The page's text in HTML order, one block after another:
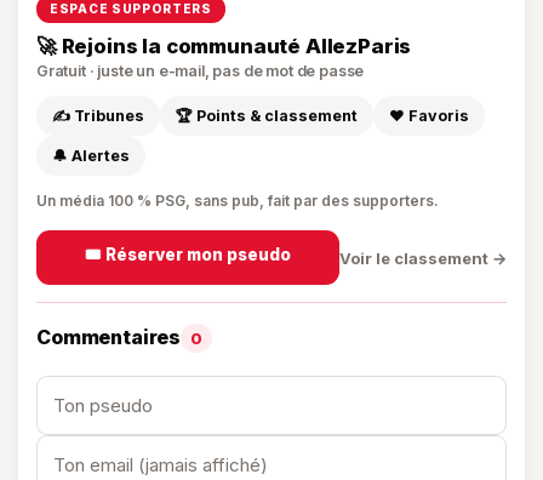
ESPACE SUPPORTERS
🚀 Rejoins la communauté AllezParis
Gratuit · juste un e-mail, pas de mot de passe
✍️ Tribunes 🏆 Points & classement ❤️ Favoris
🔔 Alertes
Un média 100 % PSG, sans pub, fait par des supporters.
🎟️ Réserver mon pseudo Voir le classement →
Commentaires 0